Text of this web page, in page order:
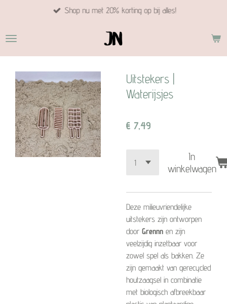
naar
hoofdinhoud
Shop nu met 20% korting op bij alles!
Uitstekers |
Waterijsjes
€ 7,49
In
winkelwagen
Deze milieuvriendelijke
uitstekers zijn ontworpen
door Grennn en zijn
veelzijdig inzetbaar voor
zowel spel als bakken. Ze
zijn gemaakt van gerecycled
houtzaagsel in combinatie
met biologisch afbreekbaar